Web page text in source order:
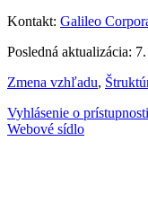
Kontakt: Galileo
Posledná aktualizácia:
Zmena vzhľadu,
Vyhlásenie o prístupnosti
Webové sídlo